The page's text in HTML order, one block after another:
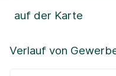
Verlauf von
auf der Karte
+
Leaflet|